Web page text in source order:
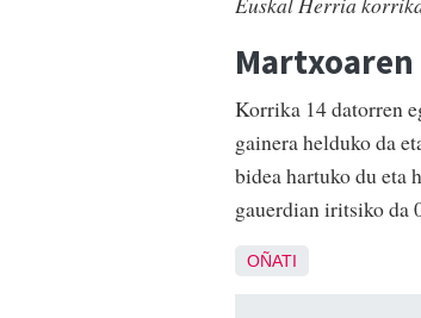
Martxoaren
Korrika 14 datorren
gainera helduko da
bidea hartuko du eta
gauerdian iritsiko da
OÑATI